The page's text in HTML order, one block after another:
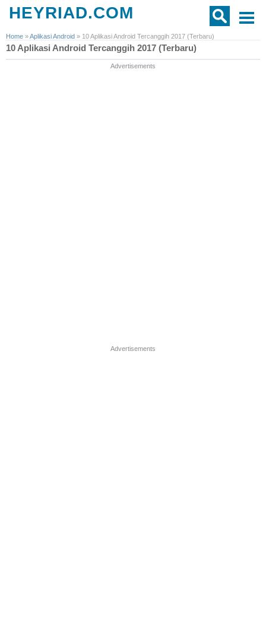
HEYRIAD.COM
Home »Aplikasi Android » 10 Aplikasi Android Tercanggih 2017 (Terbaru)
10 Aplikasi Android Tercanggih 2017 (Terbaru)
Advertisements
Advertisements